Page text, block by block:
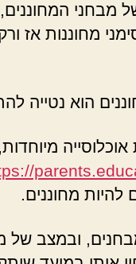
מבחני
מחוננות
הוא נטייה
להיות מחוננים.
ובמצב